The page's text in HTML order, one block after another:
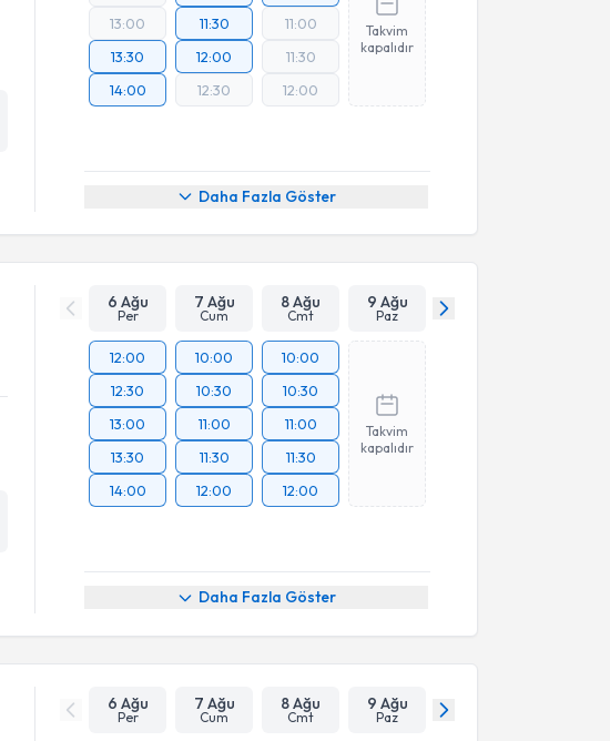
13:00
13:30
14:00
11:30
12:00
12:30
11:00
11:30
12:00
Takvim
kapalıdır
Daha Fazla Göster
6 Ağu
Per
7 Ağu
Cum
8 Ağu
Cmt
9 Ağu
Paz
12:00
12:30
13:00
13:30
14:00
10:00
10:30
11:00
11:30
12:00
10:00
10:30
11:00
11:30
12:00
Takvim
kapalıdır
Daha Fazla Göster
6 Ağu
Per
7 Ağu
Cum
8 Ağu
Cmt
9 Ağu
Paz